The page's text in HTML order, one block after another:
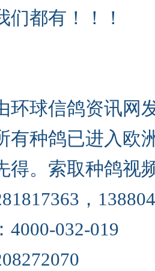
们都有！！！
环球信鸽资讯网
有种鸽已进入欧
得。索取种鸽视
，
4000-032-019